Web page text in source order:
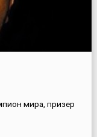
мира, призер